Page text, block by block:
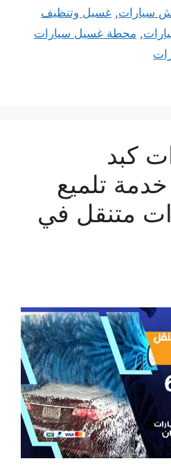
سيارات, غسيل وتنظيف
, محطة غسيل سيارات
كبد
67661662 خدمة تلميع
متنقل في